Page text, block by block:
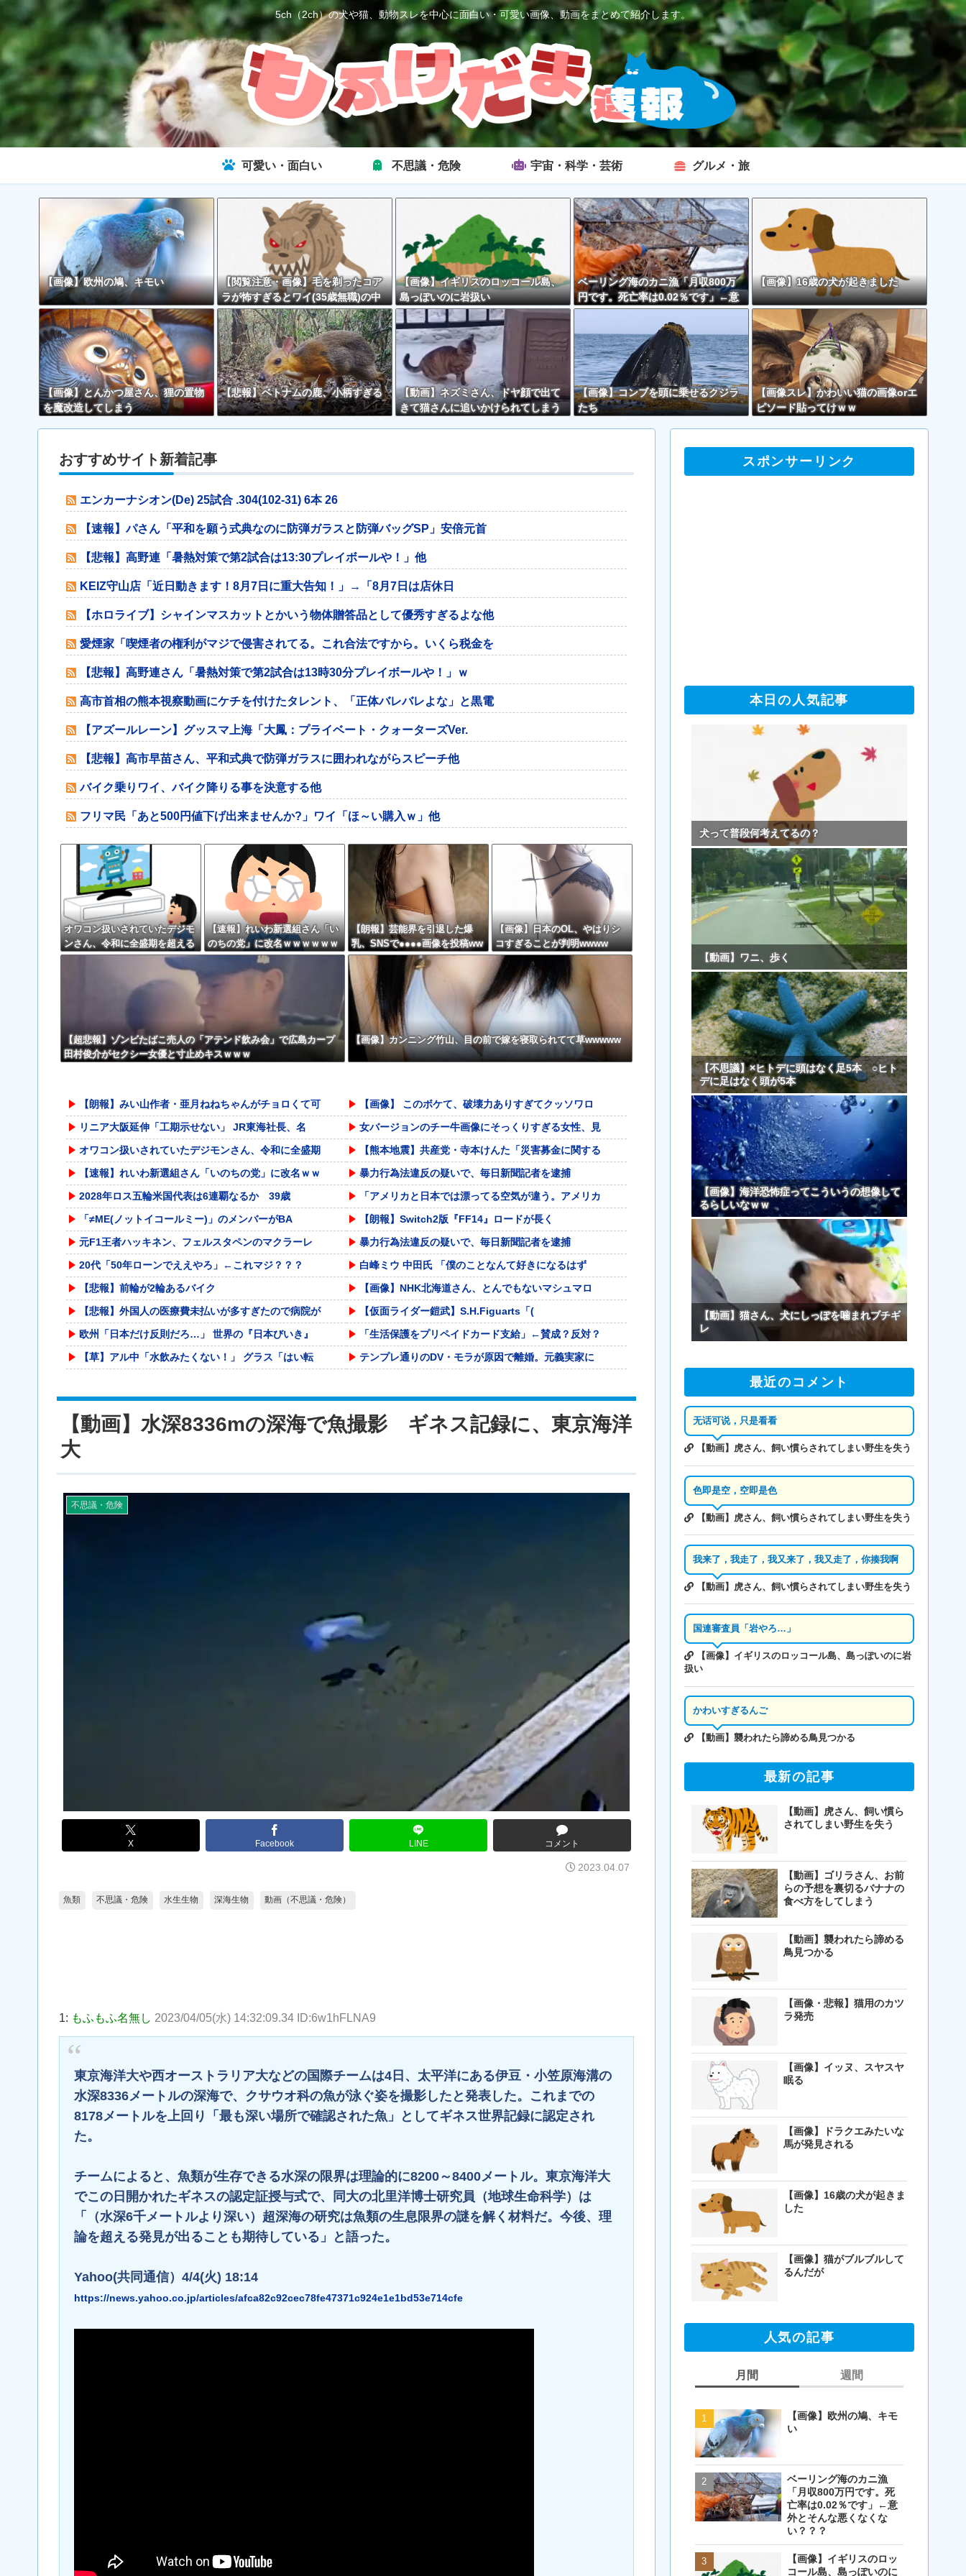
5ch（2ch）の犬や猫、動物スレを中心に面白い・可愛い画像、動画をまとめて紹介します。
可愛い・面白い 不思議・危険 宇宙・科学・芸術 グルメ・旅
【画像】欧州の鳩、キモい
【閲覧注意・画像】毛を剃ったコア
ラが怖すぎるとワイ(35歳無職)の中
で話題に
【画像】イギリスのロッコール島、
島っぽいのに岩扱い
ベーリング海のカニ漁「月収800万
円です。死亡率は0.02％です」←意
外とそんな悪くなくない？？？
【画像】16歳の犬が起きました
【画像】とんかつ屋さん、狸の置物
を魔改造してしまう
【悲報】ベトナムの鹿、小柄すぎる
【動画】ネズミさん、ドヤ顔で出て
きて猫さんに追いかけられてしまう
【画像】コンブを頭に乗せるクジラ
たち
【画像スレ】かわいい猫の画像orエ
ピソード貼ってけｗｗ
おすすめサイト新着記事
エンカーナシオン(De) 25試合 .304(102-31) 6本 26
【速報】パさん「平和を願う式典なのに防弾ガラスと防弾バッグSP」安倍元首
【悲報】高野連「暑熱対策で第2試合は13:30プレイボールや！」他
KEIZ守山店「近日動きます！8月7日に重大告知！」→「8月7日は店休日
【ホロライブ】シャインマスカットとかいう物体贈答品として優秀すぎるよな他
愛煙家「喫煙者の権利がマジで侵害されてる。これ合法ですから。いくら税金を
【悲報】高野連さん「暑熱対策で第2試合は13時30分プレイボールや！」ｗ
高市首相の熊本視察動画にケチを付けたタレント、「正体バレバレよな」と黒電
【アズールレーン】グッスマ上海「大鳳：プライベート・クォーターズVer.
【悲報】高市早苗さん、平和式典で防弾ガラスに囲われながらスピーチ他
バイク乗りワイ、バイク降りる事を決意する他
フリマ民「あと500円値下げ出来ませんか?」ワイ「ほ～い購入ｗ」他
オワコン扱いされていたデジモ
ンさん、令和に全盛期を超える
利益を生み出していた
【速報】れいわ新選組さん「い
のちの党」に改名ｗｗｗｗｗｗ
ｗｗ
【朗報】芸能界を引退した爆
乳、SNSで●●●●画像を投稿ww
wwww
【画像】日本のOL、やはりシ
コすぎることが判明wwww
【超悲報】ゾンビたばこ売人の「アテンド飲み会」で広島カープ
田村俊介がセクシー女優と寸止めキスｗｗｗ
【画像】カンニング竹山、目の前で嫁を寝取られてて草wwwww
【朗報】みい山作者・亜月ねねちゃんがチョロくて可
【画像】 このボケて、破壊力ありすぎてクッソワロ
リニア大阪延伸「工期示せない」 JR東海社長、名
女バージョンのチー牛画像にそっくりすぎる女性、見
オワコン扱いされていたデジモンさん、令和に全盛期
【熊本地震】共産党・寺本けんた「災害募金に関する
【速報】れいわ新選組さん「いのちの党」に改名ｗｗ
暴力行為法違反の疑いで、毎日新聞記者を逮捕
2028年ロス五輪米国代表は6連覇なるか 39歳
「アメリカと日本では漂ってる空気が違う。アメリカ
「≠ME(ノットイコールミー)」のメンバーがBA
【朗報】Switch2版『FF14』ロードが長く
元F1王者ハッキネン、フェルスタペンのマクラーレ
暴力行為法違反の疑いで、毎日新聞記者を逮捕
20代「50年ローンでええやろ」←これマジ？？？
白峰ミウ 中田氏 「僕のことなんて好きになるはず
【悲報】前輪が2輪あるバイク
【画像】NHK北海道さん、とんでもないマシュマロ
【悲報】外国人の医療費未払いが多すぎたので病院が
【仮面ライダー鎧武】S.H.Figuarts「(
欧州「日本だけ反則だろ…」 世界の『日本びいき』
「生活保護をプリペイドカード支給」←賛成？反対？
【草】アル中「水飲みたくない！」 グラス「はい転
テンプレ通りのDV・モラが原因で離婚。元義実家に
【動画】 クソガキロケット、怖すぎる…これよく轢
【激走戦隊カーレンジャー】食玩SMP「VRVロボ
ジャンポケ斉藤の被害女性「バウムクーヘン売ったり
【画像】 「マスク美人さん、また我々を欺く」←海
参政党・神谷代表、高市政権の食料品減税を「天下の
【急募】鶏むね肉の旨い調理法
エッセイスト「原爆を二度と使わせてはならない」→
被災地・熊本、泥酔者の通報が止まらず県警が異例の
【VCR RUST】キレまくるジャックナイフ一ノ
「パチンコ・パチスロは適度に楽しむ遊びです。 の
【動画】水深8336mの深海で魚撮影 ギネス記録に、東京海洋
大
不思議・危険
X Facebook LINE コメント
2023.04.07
魚類 不思議・危険 水生生物 深海生物 動画（不思議・危険）
1: もふもふ名無し 2023/04/05(水) 14:32:09.34 ID:6w1hFLNA9
東京海洋大や西オーストラリア大などの国際チームは4日、太平洋にある伊豆・小笠原海溝の
水深8336メートルの深海で、クサウオ科の魚が泳ぐ姿を撮影したと発表した。これまでの
8178メートルを上回り「最も深い場所で確認された魚」としてギネス世界記録に認定され
た。
チームによると、魚類が生存できる水深の限界は理論的に8200～8400メートル。東京海洋大
でこの日開かれたギネスの認定証授与式で、同大の北里洋博士研究員（地球生命科学）は
「（水深6千メートルより深い）超深海の研究は魚類の生息限界の謎を解く材料だ。今後、理
論を超える発見が出ることも期待している」と語った。
Yahoo(共同通信）4/4(火) 18:14
https://news.yahoo.co.jp/articles/afca82c92cec78fe47371c924e1e1bd53e714cfe
スポンサーリンク
本日の人気記事
犬って普段何考えてるの？
【動画】ワニ、歩く
【不思議】×ヒトデに頭はなく足5本 ○ヒト
デに足はなく頭が5本
【画像】海洋恐怖症ってこういうの想像して
るらしいなｗｗ
【動画】猫さん、犬にしっぽを噛まれブチギ
レ
最近のコメント
无话可说，只是看看
【動画】虎さん、飼い慣らされてしまい野生を失う
色即是空，空即是色
【動画】虎さん、飼い慣らされてしまい野生を失う
我来了，我走了，我又来了，我又走了，你揍我啊
【動画】虎さん、飼い慣らされてしまい野生を失う
国連審査員「岩やろ…」
【画像】イギリスのロッコール島、島っぽいのに岩
扱い
かわいすぎるんご
【動画】襲われたら諦める鳥見つかる
最新の記事
【動画】虎さん、飼い慣ら
されてしまい野生を失う
【動画】ゴリラさん、お前
らの予想を裏切るバナナの
食べ方をしてしまう
【動画】襲われたら諦める
鳥見つかる
【画像・悲報】猫用のカツ
ラ発売
【画像】イッヌ、スヤスヤ
眠る
【画像】ドラクエみたいな
馬が発見される
【画像】16歳の犬が起きま
した
【画像】猫がブルブルして
るんだが
人気の記事
月間
【画像】欧州の鳩、キモ
い
ベーリング海のカニ漁
「月収800万円です。死
亡率は0.02％です」←意
外とそんな悪くなくな
い？？？
【画像】イギリスのロッ
コール島、島っぽいのに
週間
【画像】欧州の鳩、キモ
【閲覧注意・画像】毛を
剃ったコアラが怖すぎる
とワイ(35歳無職)の中で
話題に
【画像】イギリスのロッ
コール島、島っぽいのに
岩扱い